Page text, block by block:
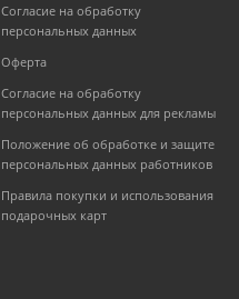
Согласие на обработку
персональных данных
Оферта
Согласие на обработку
персональных данных для рекламы
Положение об обработке и защите
персональных данных работников
Правила покупки и использования
подарочных карт